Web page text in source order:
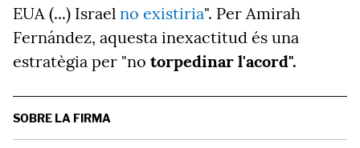
EUA (...) Israel no existiria". Per Amirah
Fernández, aquesta inexactitud és una
estratègia per "no torpedinar l'acord".
SOBRE LA FIRMA